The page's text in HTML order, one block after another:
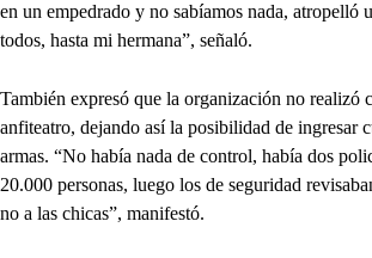
en un empedrado y no sabíamos nada, atropelló
todos, hasta mi hermana”, señaló.
También expresó que la organización no realizó
anfiteatro, dejando así la posibilidad de ingresar
armas. “No había nada de control, había dos
20.000 personas, luego los de seguridad
no a las chicas”, manifestó.